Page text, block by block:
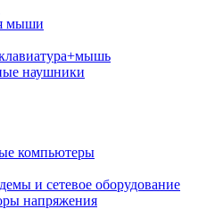
мыши
наушники
компьютеры
и сетевое оборудование
напряжения